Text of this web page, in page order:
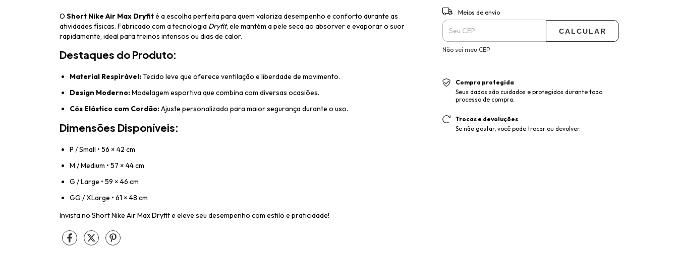
O Short Nike Air Max Dryfité a escolha perfeita para quem valoriza desempenho e conforto durante as
atividades físicas. Fabricado com a tecnologia Dryfit, ele mantém a pele seca ao absorver e evaporar o suor
rapidamente, ideal para treinos intensos ou dias de calor.
Destaques do Produto:
Material Respirável:Tecido leve que oferece ventilação e liberdade de movimento.
Design Moderno:Modelagem esportiva que combina com diversas ocasiões.
Cós Elástico com Cordão:Ajuste personalizado para maior segurança durante o uso.
Dimensões Disponíveis:
P / Small • 56 × 42 cm
M / Medium • 57 × 44 cm
G / Large • 59 × 46 cm
GG / XLarge • 61 × 48 cm
Invista no Short Nike Air Max Dryfit e eleve seu desempenho com estilo e praticidade!
Entregas para o CEP:
Meios de envio
CALCULAR
Não sei meu CEP
Compra protegida
Seus dados são cuidados e protegidos durante todo
processo de compra.
Trocas e devoluções
Se não gostar, você pode trocar ou devolver.